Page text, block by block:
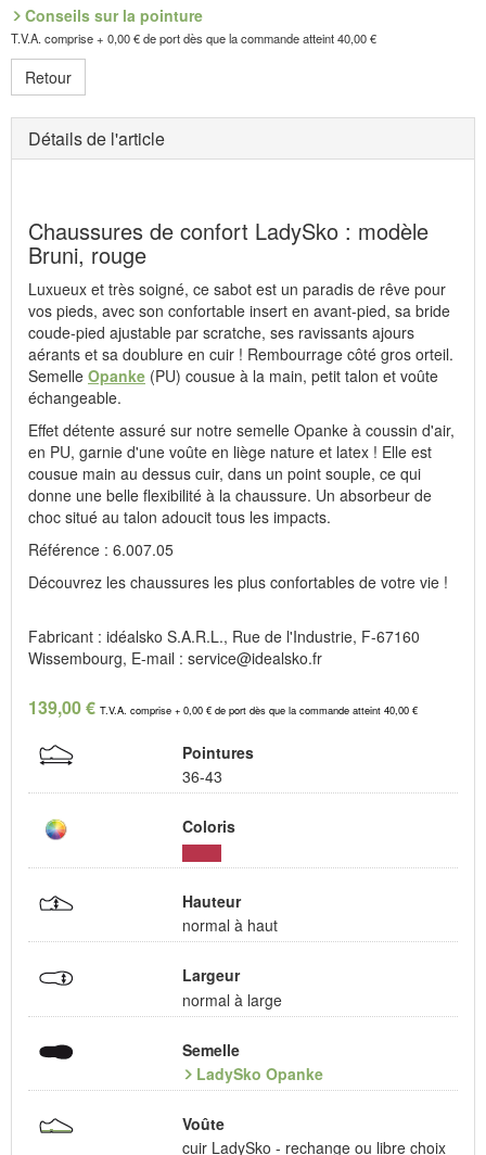
Découvrez les chaussures les plus confortables de votre vie !
Fabricant : idéalsko S.A.R.L., Rue de l'Industrie, F-67160
Wissembourg, E-mail : service@idealsko.fr
Conseils sur la pointure
T.V.A. comprise + 0,00 € de port dès que la commande atteint 40,00 €
Retour
Détails de l'article
Chaussures de confort LadySko : modèle
Bruni, rouge
Luxueux et très soigné, ce sabot est un paradis de rêve pour
vos pieds, avec son confortable insert en avant-pied, sa bride
coude-pied ajustable par scratche, ses ravissants ajours
aérants et sa doublure en cuir ! Rembourrage côté gros orteil.
Semelle Opanke (PU) cousue à la main, petit talon et voûte
échangeable.
Effet détente assuré sur notre semelle Opanke à coussin d'air,
en PU, garnie d'une voûte en liège nature et latex ! Elle est
cousue main au dessus cuir, dans un point souple, ce qui
donne une belle flexibilité à la chaussure. Un absorbeur de
choc situé au talon adoucit tous les impacts.
Référence : 6.007.05
Découvrez les chaussures les plus confortables de votre vie !
Fabricant : idéalsko S.A.R.L., Rue de l'Industrie, F-67160
Wissembourg, E-mail : service@idealsko.fr
139,00 € T.V.A. comprise + 0,00 € de port dès que la commande atteint 40,00 €
Pointures
36-43
Coloris
Hauteur
normal à haut
Largeur
normal à large
Semelle
LadySko Opanke
Voûte
cuir LadySko - rechange ou libre choix